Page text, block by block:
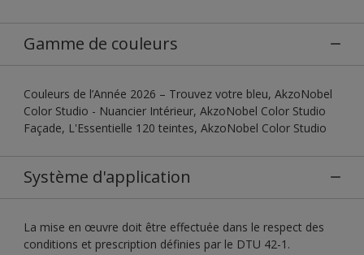
Gamme de couleurs
Couleurs de l’Année 2026 – Trouvez votre bleu, AkzoNobel
Color Studio - Nuancier Intérieur, AkzoNobel Color Studio
Façade, L'Essentielle 120 teintes, AkzoNobel Color Studio
Système d'application
La mise en œuvre doit être effectuée dans le respect des
conditions et prescription définies par le DTU 42-1.